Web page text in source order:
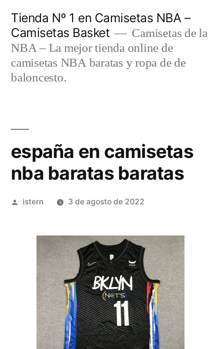
contenido
Tienda Nº 1 en Camisetas NBA –
Camisetas Basket
Camisetas de la
NBA – La mejor tienda online de
camisetas NBA baratas y ropa de de
baloncesto.
españa en camisetas
nba baratas baratas
Publicado
istern 3 de agosto de 2022